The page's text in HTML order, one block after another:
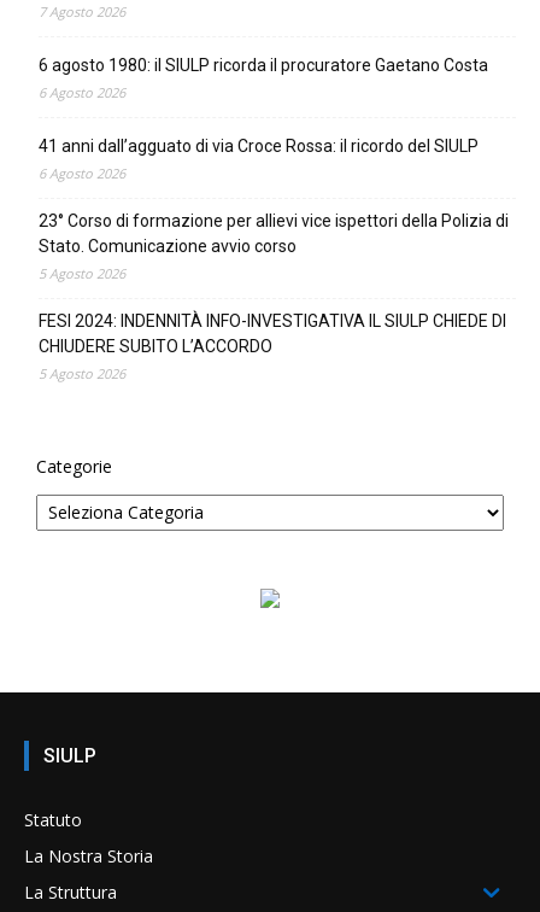
7 Agosto 2026
6 agosto 1980: il SIULP ricorda il procuratore Gaetano Costa
6 Agosto 2026
41 anni dall’agguato di via Croce Rossa: il ricordo del SIULP
6 Agosto 2026
23° Corso di formazione per allievi vice ispettori della Polizia di
Stato. Comunicazione avvio corso
5 Agosto 2026
FESI 2024: INDENNITÀ INFO-INVESTIGATIVA IL SIULP CHIEDE DI
CHIUDERE SUBITO L’ACCORDO
5 Agosto 2026
Categorie
SIULP
Statuto
La Nostra Storia
La Struttura